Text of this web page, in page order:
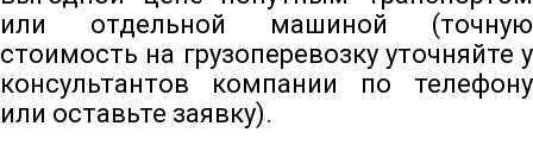
или отдельной машиной (точную
стоимость на грузоперевозку уточняйте у
консультантов компании по телефону
или оставьте заявку).